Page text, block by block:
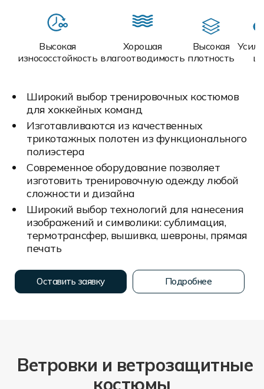
Высокая
износосстойкость
Хорошая
влагоотводимость
Высокая
плотность
Широкий выбор тренировочных костюмов
для хоккейных команд
Изготавливаются из качественных
трикотажных полотен из функционального
полиэстера
Современное оборудование позволяет
изготовить тренировочную одежду любой
сложности и дизайна
Широкий выбор технологий для нанесения
изображений и символики: сублимация,
термотрансфер, вышивка, шевроны, прямая
печать
Оставить заявку Подробнее
Ветровки и ветрозащитные
костюмы